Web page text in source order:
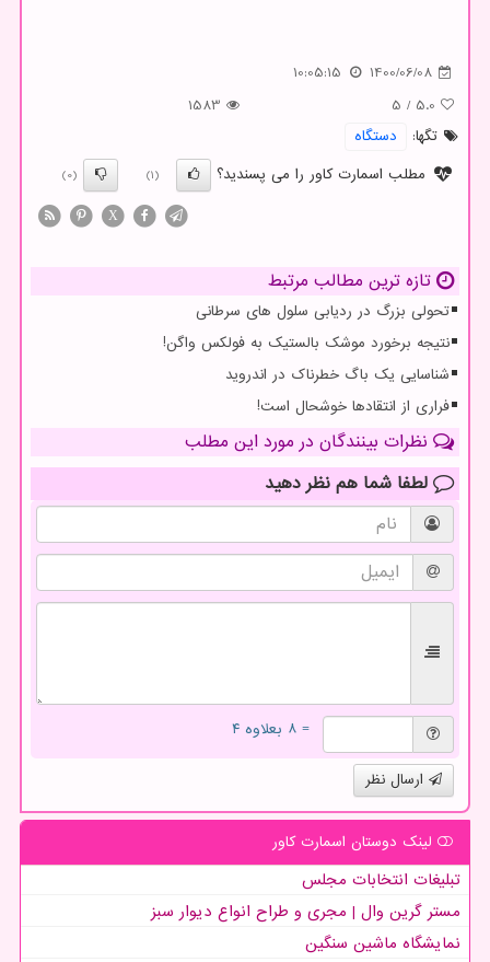
1400/06/08
10:05:15
5.0
/
5
1583
تگها:
دستگاه
مطلب اسمارت کاور را می پسندید؟
(1)
(0)
X
تازه ترین مطالب مرتبط
تحولی بزرگ در ردیابی سلول های سرطانی
نتیجه برخورد موشک بالستیک به فولکس واگن!
شناسایی یک باگ خطرناک در اندروید
فراری از انتقادها خوشحال است!
نظرات بینندگان در مورد این مطلب
لطفا شما هم نظر دهید
= ۸ بعلاوه ۴
ارسال نظر
لینک دوستان اسمارت كاور
تبلیغات انتخابات مجلس
مستر گرین وال | مجری و طراح انواع دیوار سبز
نمایشگاه ماشین سنگین